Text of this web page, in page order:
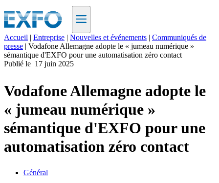
FR
Produits
Soutien
Services
Acheter
Ressources
Contactez-
nous
S'enregistrer
Se
Accueil | Entreprise | Nouvelles et événements | Communiqués de
presse | Vodafone Allemagne adopte le « jumeau numérique »
sémantique d'EXFO pour une automatisation zéro contact
Publié le 17 juin 2025
Vodafone Allemagne adopte le
« jumeau numérique »
sémantique d'EXFO pour une
automatisation zéro contact
Général